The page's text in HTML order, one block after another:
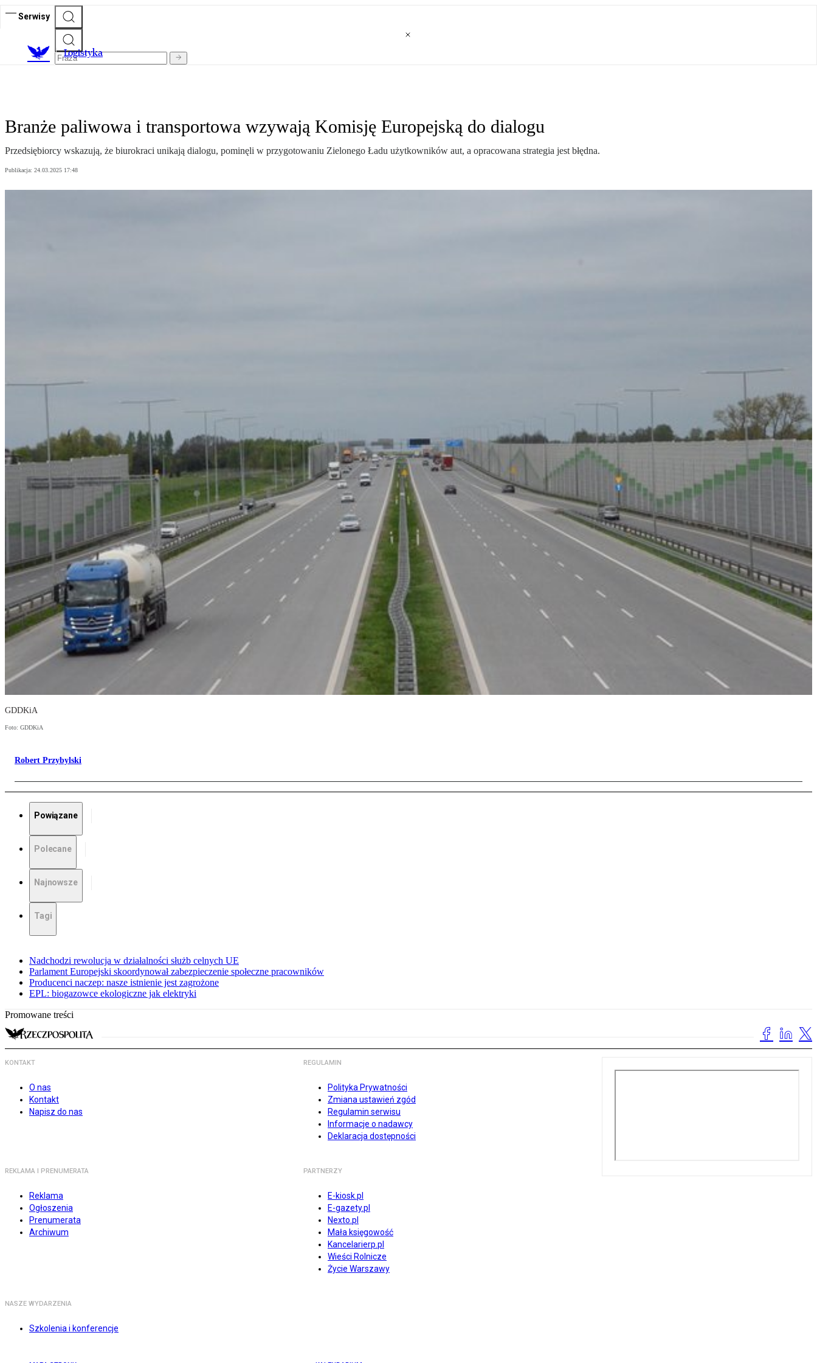
Serwisy
Logistyka
Branże paliwowa i transportowa wzywają Komisję Europejską do dialogu
Przedsiębiorcy wskazują, że biurokraci unikają dialogu, pominęli w przygotowaniu Zielonego Ładu użytkowników aut, a opracowana strategia jest błędna.
Publikacja: 24.03.2025 17:48
GDDKiA
Foto: GDDKiA
Robert Przybylski
Powiązane
Polecane
Najnowsze
Tagi
Nadchodzi rewolucja w działalności służb celnych UE
Parlament Europejski skoordynował zabezpieczenie społeczne pracowników
Producenci naczep: nasze istnienie jest zagrożone
EPL: biogazowce ekologiczne jak elektryki
Promowane treści
KONTAKT
O nas
Kontakt
Napisz do nas
REGULAMIN
Polityka Prywatności
Zmiana ustawień zgód
Regulamin serwisu
Informacje o nadawcy
Deklaracja dostępności
REKLAMA I PRENUMERATA
Reklama
Ogłoszenia
Prenumerata
Archiwum
PARTNERZY
E-kiosk.pl
E-gazety.pl
Nexto.pl
Mała księgowość
Kancelarierp.pl
Wieści Rolnicze
Życie Warszawy
NASZE WYDARZENIA
Szkolenia i konferencje